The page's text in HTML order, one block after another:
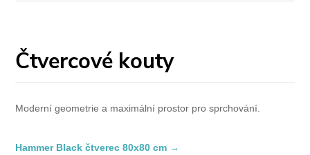
Čtvercové kouty
Moderní geometrie a maximální prostor pro sprchování.
Hammer Black čtverec 80x80 cm →